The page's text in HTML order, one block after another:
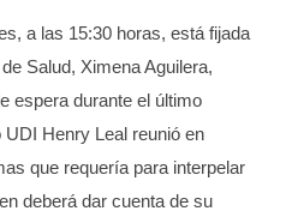
a las 15:30 horas, está fijada
Salud, Ximena Aguilera,
espera durante el último
Henry Leal reunió en
que requería para interpelar
deberá dar cuenta de su